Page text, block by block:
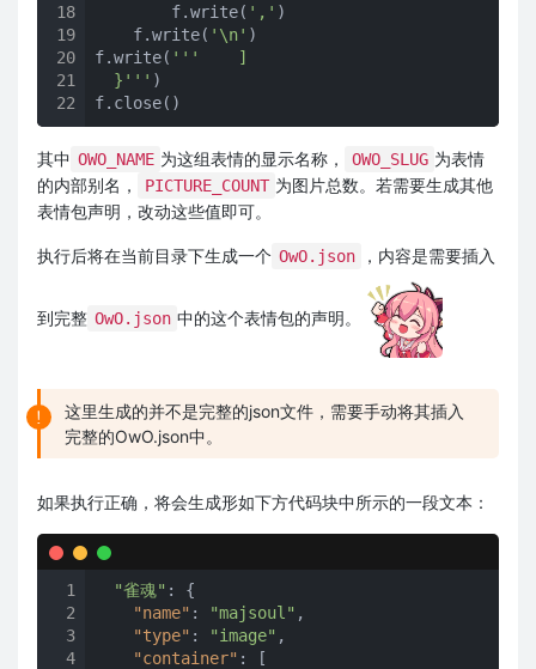
18
19
20
21
22
        f.write(
',' )
    f.write(
'\n' )
f.write( '''    ]
  }'''
)
f.close()
其中 OWO_NAME 为这组表情的显示名称， OWO_SLUG 为表情
的内部别名，
PICTURE_COUNT 为图片总数。若需要生成其他
表情包声明，改动这些值即可。
执行后将在当前目录下生成一个 OwO.json ，内容是需要插入
到完整 OwO.json 中的这个表情包的声明。
这里生成的并不是完整的json文件，需要手动将其插入
完整的OwO.json中。
如果执行正确，将会生成形如下方代码块中所示的一段文本：
1
2
3
4
"雀魂" : {
"name" : "majsoul" ,
"type" : "image" ,
"container" : [